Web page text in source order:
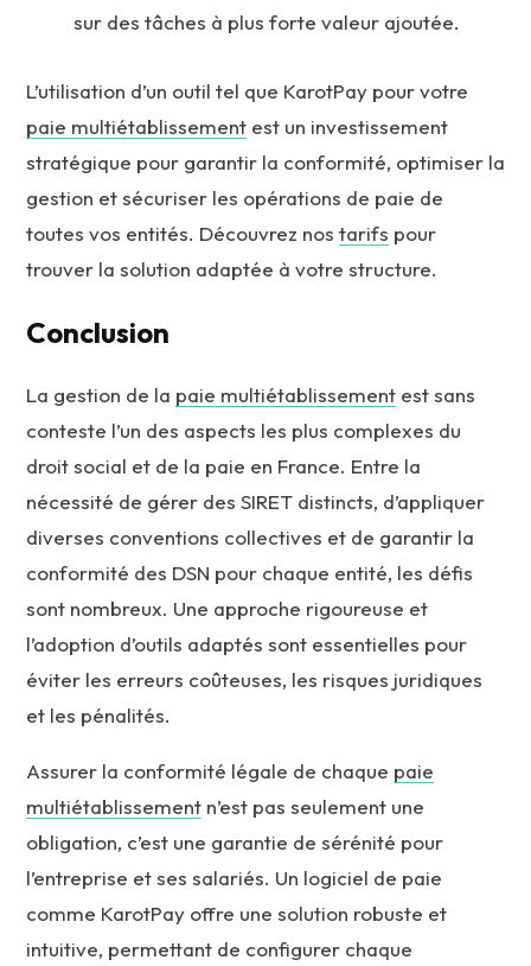
sur des tâches à plus forte valeur ajoutée.
L’utilisation d’un outil tel que KarotPay pour votre
paie multiétablissement est un investissement
stratégique pour garantir la conformité, optimiser la
gestion et sécuriser les opérations de paie de
toutes vos entités. Découvrez nos tarifs pour
trouver la solution adaptée à votre structure.
Conclusion
La gestion de la paie multiétablissement est sans
conteste l’un des aspects les plus complexes du
droit social et de la paie en France. Entre la
nécessité de gérer des SIRET distincts, d’appliquer
diverses conventions collectives et de garantir la
conformité des DSN pour chaque entité, les défis
sont nombreux. Une approche rigoureuse et
l’adoption d’outils adaptés sont essentielles pour
éviter les erreurs coûteuses, les risques juridiques
et les pénalités.
Assurer la conformité légale de chaque paie
multiétablissement n’est pas seulement une
obligation, c’est une garantie de sérénité pour
l’entreprise et ses salariés. Un logiciel de paie
comme KarotPay offre une solution robuste et
intuitive, permettant de configurer chaque